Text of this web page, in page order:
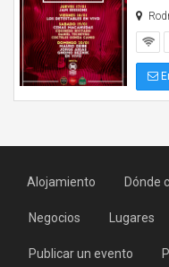
Alojamiento Dónde
Negocios Lugares
Publicar un evento